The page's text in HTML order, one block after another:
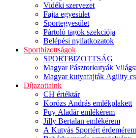
Vidéki szervezet
Fajta egyesület
Sportegyesület
Pártoló tagok szekciója
Belépési nyilatkozatok
Sportbizottságok
SPORTBIZOTTSÁG
Magyar Pásztorkutyák
Magyar kutyafajták Agility
Díjazottaink
CH értéktár
Korózs András emlékplakett
Puy Aladár emlékérem
Jilly Bertalan emlékérem
A Kutyás Sportért érdemérem